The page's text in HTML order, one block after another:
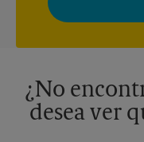
adaptados a sus
momento. Para más
¿No
desea ver